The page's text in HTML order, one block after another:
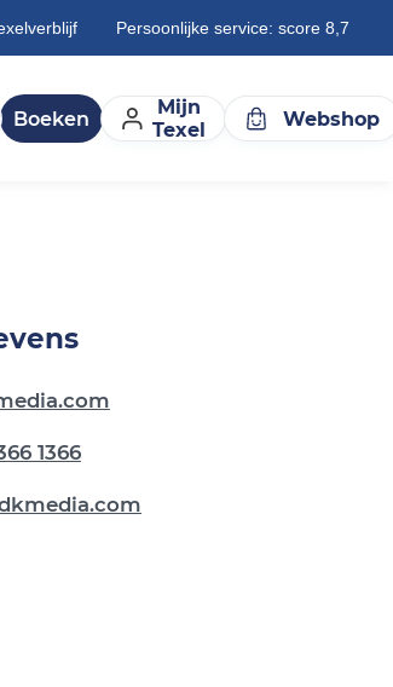
Persoonlijke service: score 8,7
Boeken
Mijn
Texel
Webshop
1366